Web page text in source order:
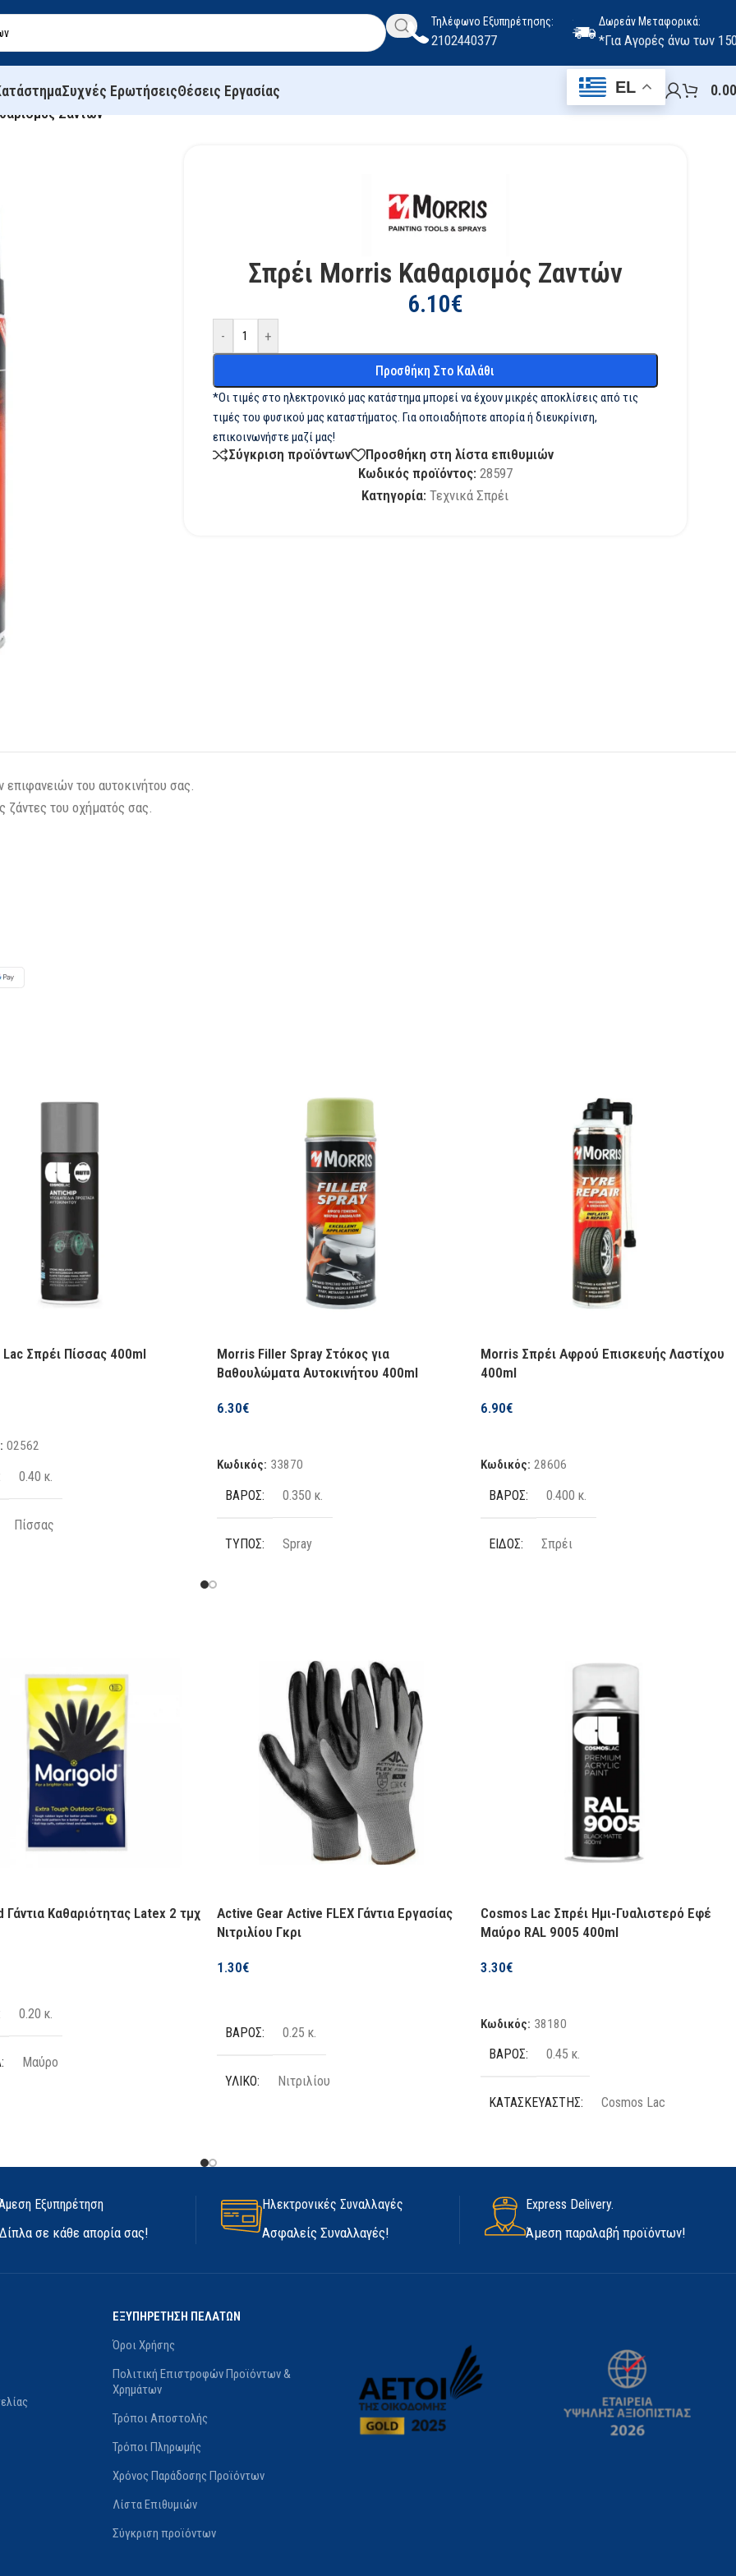
Τηλέφωνο Εξυπηρέτησης:
2102440377
Δωρεάν Μεταφορικά:
*Για Αγορές άνω των
Συχνές ΕρωτήσειςΘέσεις Εργασίας EL 0.00
Ζαντών
Σπρέι Morris Καθαρισμός Ζαντών
6.10€
- +
Προσθήκη Στο Καλάθι
*Οι τιμές στο ηλεκτρονικό μας κατάστημα μπορεί να έχουν μικρές αποκλίσεις από τις
τιμές του φυσικού μας καταστήματος. Για οποιαδήποτε απορία ή διευκρίνιση,
επικοινωνήστε μαζί μας!
Σύγκριση προϊόντων
Προσθήκη στη λίστα επιθυμιών
Κωδικός προϊόντος: 28597
Κατηγορία: Τεχνικά Σπρέι
του αυτοκινήτου σας.
ζάντες του οχήματός σας.
Lac Σπρέι Πίσσας 400ml
02562
0.40 κ.
Πίσσας
Morris Filler Spray Στόκος για
Βαθουλώματα Αυτοκινήτου 400ml
6.30€
Κωδικός: 33870
ΒΆΡΟΣ 0.350 κ.
ΤΎΠΟΣ Spray
400 ml
ΧΡΉΣΗ Βαθουλώματα
Morris Σπρέι Αφρού Επισκευής Λαστίχου
400ml
6.90€
Κωδικός: 28606
ΒΆΡΟΣ 0.400 κ.
ΕΊΔΟΣ Σπρέι
Morris
Γάντια Καθαριότητας Latex 2 τμχ
0.20 κ.
Μαύρο
Medium,Large
Active Gear Active FLEX Γάντια Εργασίας
Νιτριλίου Γκρι
1.30€
ΒΆΡΟΣ 0.25 κ.
ΥΛΙΚΌ Νιτριλίου
ΑΔΙΆΒΡΟΧΑ Όχι
ΨΎΧΟΥΣ Όχι
ΚΑΤΑΣΚΕΥΑΣΤΉΣ
ΜΈΓΕΘΟΣ
Cosmos Lac Σπρέι Ημι-Γυαλιστερό Εφέ
Μαύρο RAL 9005 400ml
3.30€
Κωδικός: 38180
ΒΆΡΟΣ 0.45 κ.
ΚΑΤΑΣΚΕΥΑΣΤΉΣ Cosmos Lac
ΧΡΏΜΑ Μαύρο
Εξυπηρέτηση
Δίπλα σε κάθε απορία σας!
Ηλεκτρονικές Συναλλαγές
Ασφαλείς Συναλλαγές!
Express Delivery.
Άμεση παραλαβή προϊόντων!
ΕΞΥΠΗΡΕΤΗΣΗ ΠΕΛΑΤΩΝ
Όροι Χρήσης
Πολιτική Επιστροφών Προϊόντων &
Χρημάτων
Τρόποι Αποστολής
Τρόποι Πληρωμής
Χρόνος Παράδοσης Προϊόντων
Λίστα Επιθυμιών
Σύγκριση προϊόντων